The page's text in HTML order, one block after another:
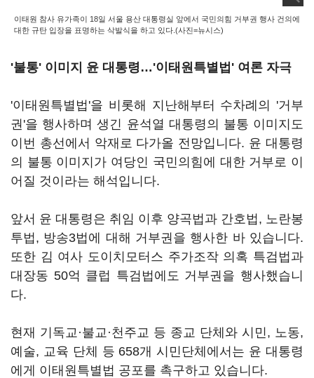
이태원 참사 유가족이 18일 서울 용산 대통령실 앞에서 국민의힘 거부권 행사 건의에
대한 규탄 입장을 표명하는 삭발식을 하고 있다.(사진=뉴시스)
'불통' 이미지 윤 대통령…'이태원특별법' 여론 자극
'이태원특별법'을 비롯해 지난해부터 수차례의 '거부
권'을 행사하며 생긴 윤석열 대통령의 불통 이미지도
이번 총선에서 악재로 다가올 전망입니다. 윤 대통령
의 불통 이미지가 여당인 국민의힘에 대한 거부로 이
어질 것이라는 해석입니다.
앞서 윤 대통령은 취임 이후 양곡법과 간호법, 노란봉
투법, 방송3법에 대해 거부권을 행사한 바 있습니다.
또한 김 여사 도이치모터스 주가조작 의혹 특검법과
대장동 50억 클럽 특검법에도 거부권을 행사했습니
다.
현재 기독교·불교·천주교 등 종교 단체와 시민, 노동,
예술, 교육 단체 등 658개 시민단체에서는 윤 대통령
에게 이태원특별법 공포를 촉구하고 있습니다.